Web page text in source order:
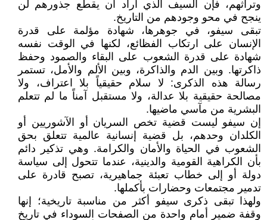
وتراثهم، فإن السيف الذي أراد أن يقطع جذورهم لن
ينجح في محو وجودهم من التاريخ.
تبقى سيفو، في جوهرها، شهادة مؤلمة على قدرة
الإنسان على ارتكاب الفظائع، لكنها في الوقت نفسه
شهادة على قدرة الشعوب على البقاء والصمود وحفظ
ذاكرتها. وبين الدم والذاكرة، وبين الألم والأمل، تستمر
رسالة هذه الذكرى: لا سلام حقيقياً بلا اعتراف، ولا
مصالحة حقيقية بلا عدالة، ولا مستقبل آمناً ما لم تتعلم
البشرية من مآسي ماضيها.
إن سيفو ليست قضية تخص السريان أو الآشوريين أو
الكلدان وحدهم، بل قضية إنسانية عالمية تتعلق بحق
الشعوب في الحياة والأمان والكرامة. وهي تذكير دائم
بأن الكراهية القومية والدينية، عندما تتحول إلى سياسة
دولة أو إلى خطاب تعبئة جماهيرية، تصبح قادرة على
تدمير مجتمعات وحضارات بأكملها.
ولهذا تبقى ذكرى سيفو أكثر من مناسبة تاريخية؛ إنها
وقفة ضمير أمام واحدة من الصفحات السوداء في تاريخ